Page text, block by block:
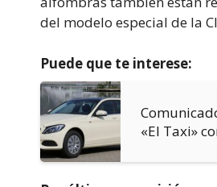
del modelo especial de la
Puede que te interese:
«El Taxi»